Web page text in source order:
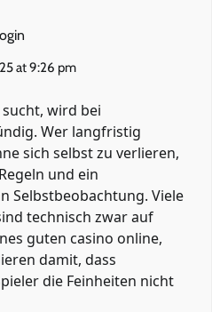
at 9:26 pm
wird bei
Wer langfristig
sich selbst zu verlieren,
und ein
Selbstbeobachtung. Viele
technisch zwar auf
guten casino online,
damit, dass
die Feinheiten nicht